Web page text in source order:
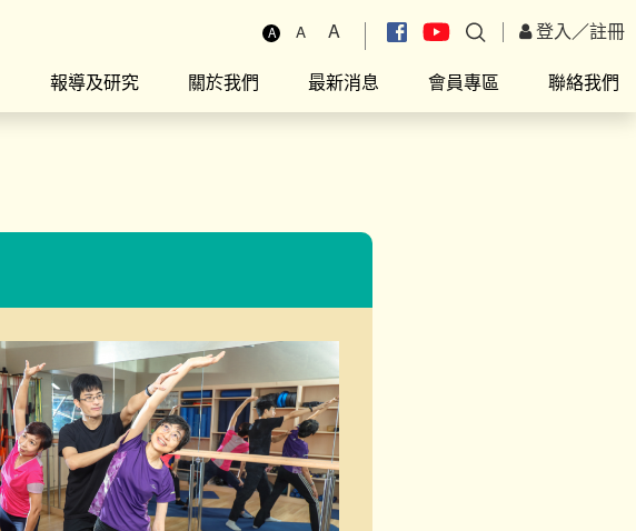
A A A 登入／註冊
報導及研究 關於我們 最新消息 會員專區 聯絡我們